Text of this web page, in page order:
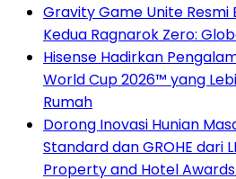
Gravity Game Unite Resmi
Kedua Ragnarok Zero:
Hisense Hadirkan
World Cup 2026™ yang
Rumah
Dorong Inovasi Hunian
Standard dan GROHE dari
Property and Hotel